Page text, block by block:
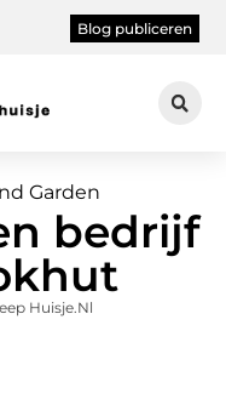
Blog publiceren
Garden
bedrijf
Huisje.nl